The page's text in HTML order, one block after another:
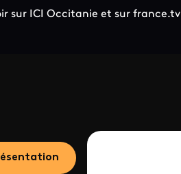
sur ICI Occitanie et sur france.tv